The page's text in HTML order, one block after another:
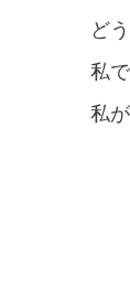
ど
私
私